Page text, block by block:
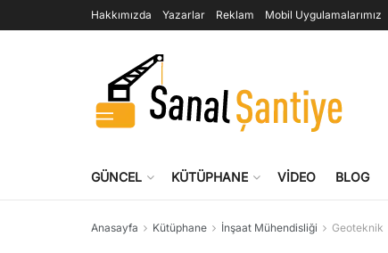
Hakkımızda Yazarlar Reklam Mobil Uygulamalarımız
GÜNCEL KÜTÜPHANE VIDEO BLOG
Anasayfa Kütüphane İnşaat Mühendisliği Geoteknik